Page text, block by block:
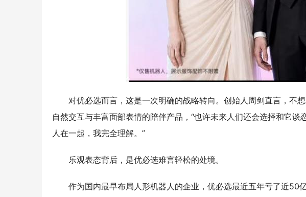
对优必选而言，这是一次明确的战略转向。创始人周剑直言，不
自然交互与丰富面部表情的陪伴产品，“也许未来人们还会选择和它谈
人在一起，我完全理解。”
乐观表态背后，是优必选难言轻松的处境。
作为国内最早布局人形机器人的企业，优必选最近五年亏了近50